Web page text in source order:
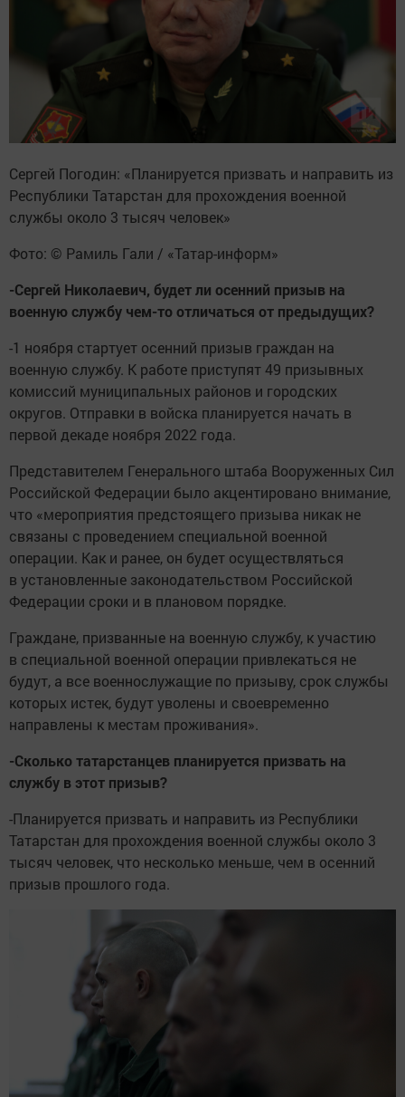
Сергей Погодин: «Планируется призвать и направить из
Республики Татарстан для прохождения военной
службы около 3 тысяч человек»
Фото: © Рамиль Гали / «Татар-информ»
-Сергей Николаевич, будет ли осенний призыв на
военную службу чем-то отличаться от предыдущих?
-1 ноября стартует осенний призыв граждан на
военную службу. К работе приступят 49 призывных
комиссий муниципальных районов и городских
округов. Отправки в войска планируется начать в
первой декаде ноября 2022 года.
Представителем Генерального штаба Вооруженных Сил
Российской Федерации было акцентировано внимание,
что «мероприятия предстоящего призыва никак не
связаны с проведением специальной военной
операции. Как и ранее, он будет осуществляться
в установленные законодательством Российской
Федерации сроки и в плановом порядке.
Граждане, призванные на военную службу, к участию
в специальной военной операции привлекаться не
будут, а все военно­служащие по призыву, срок службы
которых истек, будут уволены и свое­временно
направлены к местам проживания».
-Сколько татарстанцев планируется призвать на
службу в этот призыв?
-Планируется призвать и направить из Республики
Татарстан для прохождения военной службы около 3
тысяч человек, что несколько меньше, чем в осенний
призыв прошлого года.